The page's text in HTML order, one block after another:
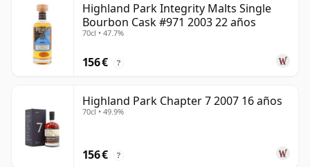
Highland Park Integrity Malts Single
Bourbon Cask #971 2003 22 años
70cl • 47.7%
156 € ?
Highland Park Chapter 7 2007 16 años
70cl • 49.9%
156 € ?